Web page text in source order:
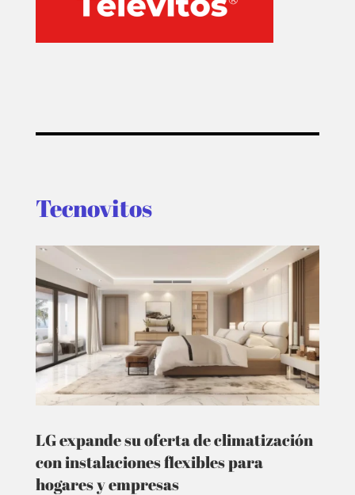
Tecnovitos
LG expande su oferta de climatización
con instalaciones flexibles para
hogares y empresas